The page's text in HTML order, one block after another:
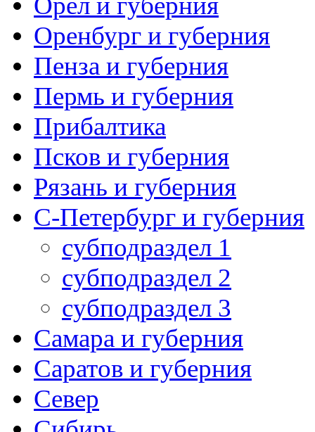
Оренбург и губерния
Пенза и губерния
Пермь и губерния
Прибалтика
Псков и губерния
Рязань и губерния
С-Петербург и губерния
субподраздел 1
субподраздел 2
субподраздел 3
Самара и губерния
Саратов и губерния
Север